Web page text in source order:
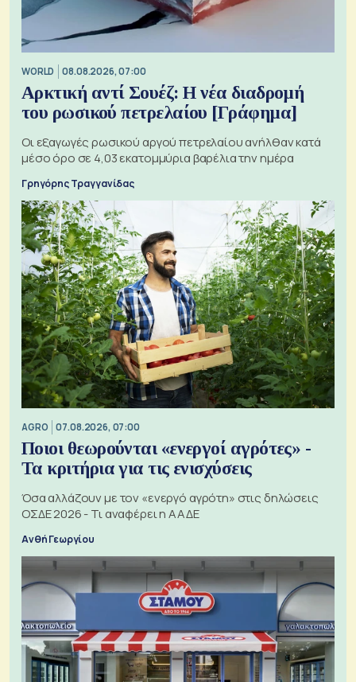
WORLD 08.08.2026, 07:00
Αρκτική αντί Σουέζ: Η νέα διαδρομή
του ρωσικού πετρελαίου [Γράφημα]
Οι εξαγωγές ρωσικού αργού πετρελαίου ανήλθαν κατά
μέσο όρο σε 4,03 εκατομμύρια βαρέλια την ημέρα
Γρηγόρης Τραγγανίδας
AGRO 07.08.2026, 07:00
Ποιοι θεωρούνται «ενεργοί αγρότες» -
Τα κριτήρια για τις ενισχύσεις
Όσα αλλάζουν με τον «ενεργό αγρότη» στις δηλώσεις
ΟΣΔΕ 2026 - Τι αναφέρει η ΑΑΔΕ
Ανθή Γεωργίου